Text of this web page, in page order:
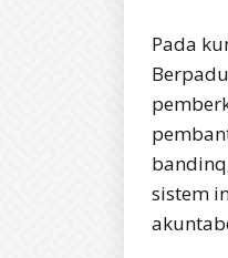
Pada
sistem